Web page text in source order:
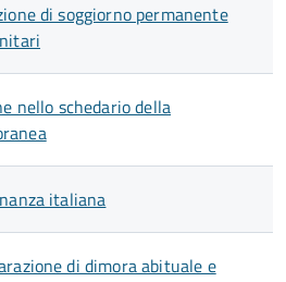
di soggiorno permanente
nello schedario della
italiana
di dimora abituale e